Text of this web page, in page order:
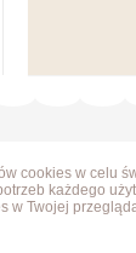
cookies w celu
każdego
w Twojej